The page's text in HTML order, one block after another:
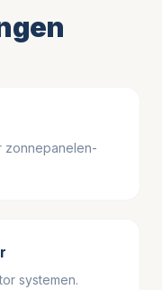
zonnepanelen-
systemen.